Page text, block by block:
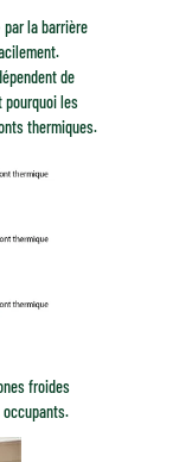
la barrière
de
pourquoi les
thermiques.
froides